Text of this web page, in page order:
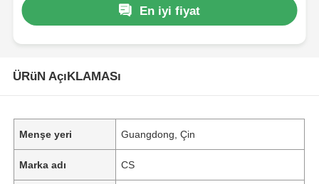
En iyi fiyat
ÜRüN AçıKLAMASı
Menşe yeri Guangdong, Çin
Marka adı CS